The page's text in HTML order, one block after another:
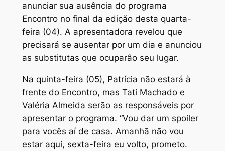
anunciar sua ausência do programa
Encontro no final da edição desta quarta-
feira (04). A apresentadora revelou que
precisará se ausentar por um dia e anunciou
as substitutas que ocuparão seu lugar.
Na quinta-feira (05), Patrícia não estará à
frente do Encontro, mas Tati Machado e
Valéria Almeida serão as responsáveis por
apresentar o programa. “Vou dar um spoiler
para vocês aí de casa. Amanhã não vou
estar aqui, sexta-feira eu volto, prometo.